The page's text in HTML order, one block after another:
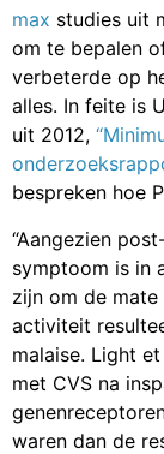
max studies uit
om te bepalen
verbeterde op
alles. In feite is
uit 2012,
bespreken hoe
“Aangezien
symptoom is in
zijn om de
activiteit
malaise. Light
met CVS na
waren dan de